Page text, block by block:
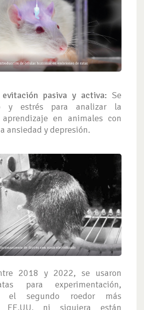
pasiva y activa: Se
y estrés para analizar la
en animales con
ansiedad y depresión.
2018 y 2022, se usaron
para experimentación,
el segundo roedor más
EE.UU. ni siquiera están